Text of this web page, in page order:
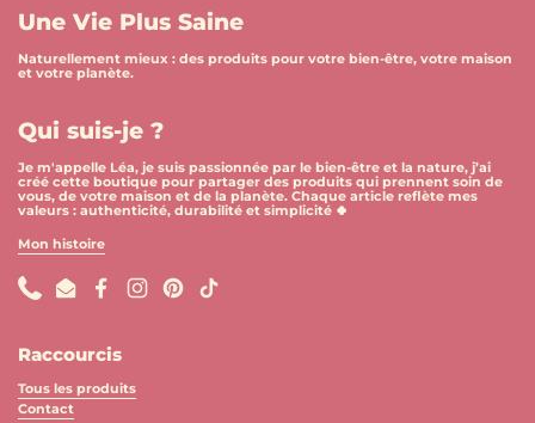
Une Vie Plus Saine
Naturellement mieux : des produits pour votre bien-être, votre maison
et votre planète.
Qui suis-je ?
Je m'appelle Léa, je suis passionnée par le bien-être et la nature, j’ai
créé cette boutique pour partager des produits qui prennent soin de
vous, de votre maison et de la planète. Chaque article reflète mes
valeurs : authenticité, durabilité et simplicité 🍀
Mon histoire
PhoneEmailFacebookInstagram
Pinterest
TikTok
Raccourcis
Tous les produits
Contact